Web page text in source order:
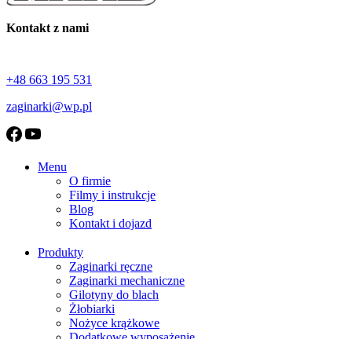
Kontakt z nami
+48 663 195 531
zaginarki@wp.pl
Menu
O firmie
Filmy i instrukcje
Blog
Kontakt i dojazd
Produkty
Zaginarki ręczne
Zaginarki mechaniczne
Gilotyny do blach
Żłobiarki
Nożyce krążkowe